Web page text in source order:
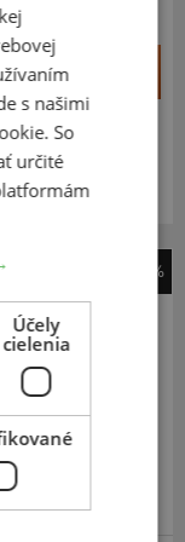
–
deň
-41%
C
s našimi
So
určité
Účely
cielenia